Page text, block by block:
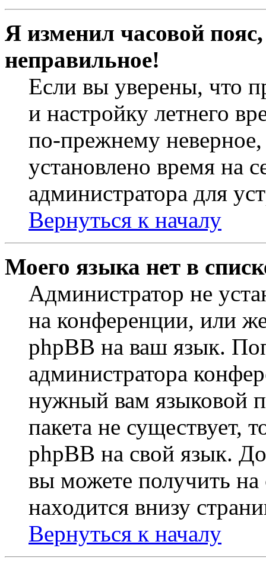
Я изменил часовой
неправильное!
Если вы уверены, что
и настройку летнего
по-прежнему неверное,
установлено время на
администратора для
Вернуться к началу
Моего языка нет в
Администратор не
на конференции, или
phpBB на ваш язык.
администратора
нужный вам языковой
пакета не существует,
phpBB на свой язык.
вы можете получить на
находится внизу
Вернуться к началу